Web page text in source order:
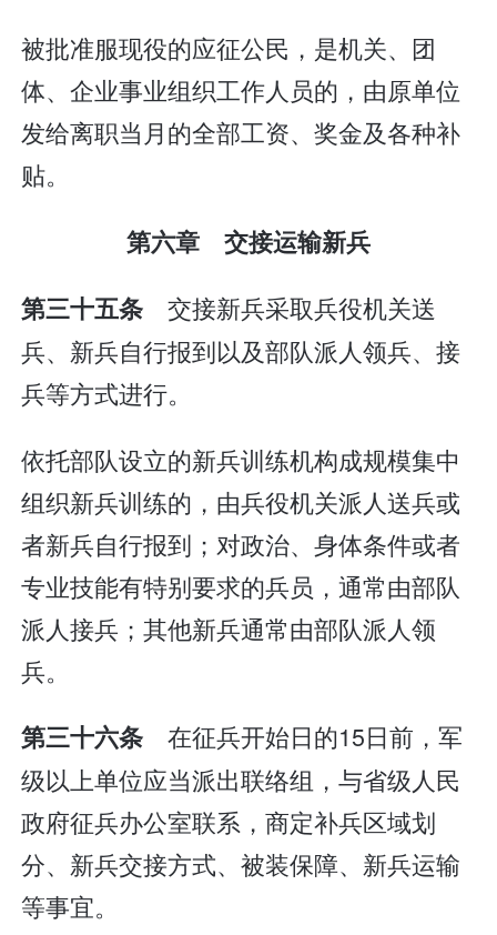
被批准服现役的应征公民，是机关、团
体、企业事业组织工作人员的，由原单位
发给离职当月的全部工资、奖金及各种补
贴。
第六章 交接运输新兵
第三十五条 交接新兵采取兵役机关送
兵、新兵自行报到以及部队派人领兵、接
兵等方式进行。
依托部队设立的新兵训练机构成规模集中
组织新兵训练的，由兵役机关派人送兵或
者新兵自行报到；对政治、身体条件或者
专业技能有特别要求的兵员，通常由部队
派人接兵；其他新兵通常由部队派人领
兵。
第三十六条 在征兵开始日的15日前，军
级以上单位应当派出联络组，与省级人民
政府征兵办公室联系，商定补兵区域划
分、新兵交接方式、被装保障、新兵运输
等事宜。